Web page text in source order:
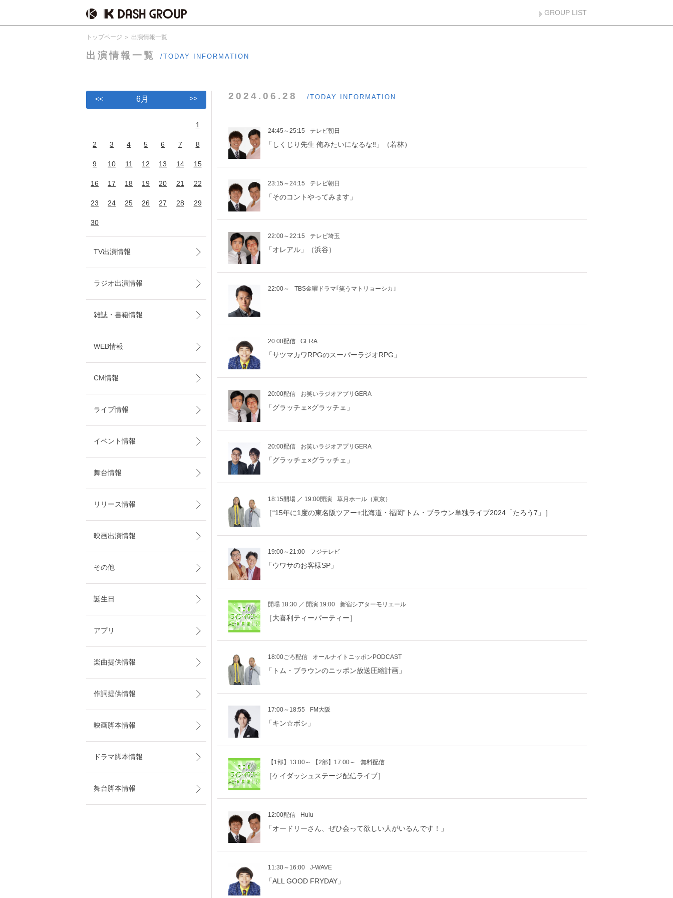
GROUP LIST
トップページ 出演情報一覧
出演情報一覧 /TODAY INFORMATION
2024.06.28 /TODAY INFORMATION
24:45～25:15 テレビ朝日
「しくじり先生 俺みたいになるな‼」（若林）
23:15～24:15 テレビ朝日
「そのコントやってみます」
22:00～22:15 テレビ埼玉
「オレアル」（浜谷）
22:00～ TBS金曜ドラマ｢笑うマトリョーシカ｣
20:00配信 GERA
「サツマカワRPGのスーパーラジオRPG」
20:00配信 お笑いラジオアプリGERA
「グラッチェ×グラッチェ」
20:00配信 お笑いラジオアプリGERA
「グラッチェ×グラッチェ」
18:15開場 ／ 19:00開演 草月ホール（東京）
［“15年に1度の東名阪ツアー+北海道・福岡”トム・ブラウン単独ライブ2024「たろう7」］
19:00～21:00 フジテレビ
「ウワサのお客様SP」
開場 18:30 ／ 開演 19:00 新宿シアターモリエール
［大喜利ティーパーティー］
18:00ごろ配信 オールナイトニッポンPODCAST
「トム・ブラウンのニッポン放送圧縮計画」
17:00～18:55 FM大阪
「キン☆ボシ」
【1部】13:00～ 【2部】17:00～ 無料配信
［ケイダッシュステージ配信ライブ］
12:00配信 Hulu
「オードリーさん、ぜひ会って欲しい人がいるんです！」
11:30～16:00 J-WAVE
「ALL GOOD FRYDAY」
<< 6月 >>
1
2 3 4 5 6 7 8
9 10 11 12 13 14 15
16 17 18 19 20 21 22
23 24 25 26 27 28 29
30
TV出演情報
ラジオ出演情報
雑誌・書籍情報
WEB情報
CM情報
ライブ情報
イベント情報
舞台情報
リリース情報
映画出演情報
その他
誕生日
アプリ
楽曲提供情報
作詞提供情報
映画脚本情報
ドラマ脚本情報
舞台脚本情報